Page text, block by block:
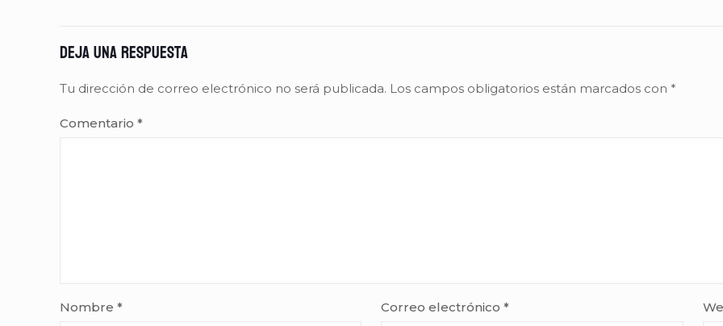
Deja una respuesta
Tu dirección de correo electrónico no será publicada. Los campos obligatorios están marcados con *
Comentario *
Nombre * Correo electrónico*